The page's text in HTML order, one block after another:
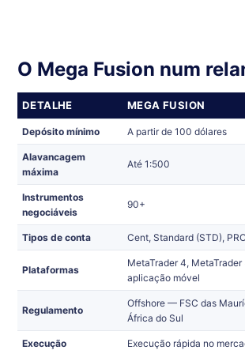
O Mega Fusion num
DETALHE MEGA FUSION
Depósito mínimo A partir de 100 dólares
Alavancagem
máxima
Até 1:500
Instrumentos
negociáveis
90+
Tipos de conta Cent, Standard (STD),
Plataformas
MetaTrader 4, MetaTrader
aplicação móvel
Regulamento
Offshore — FSC das
África do Sul
Execução Execução rápida no